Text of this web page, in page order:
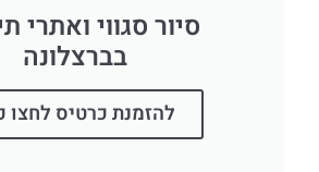
סיור סגווי ואתרי
בברצלונה
להזמנת כרטיס לחצו